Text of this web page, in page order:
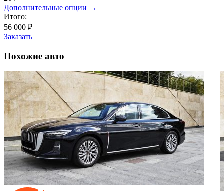
Дополнительные опции →
Итого:
56 000 ₽
Заказать
Похожие авто